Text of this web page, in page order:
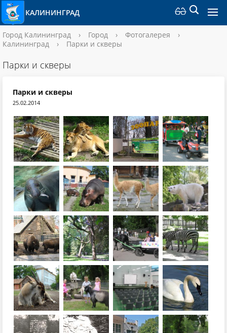
КАЛИНИНГРАД
Город Калининград › Город › Фотогалерея
›
Калининград
› Парки и скверы
Парки и скверы
Парки и скверы
25.02.2014